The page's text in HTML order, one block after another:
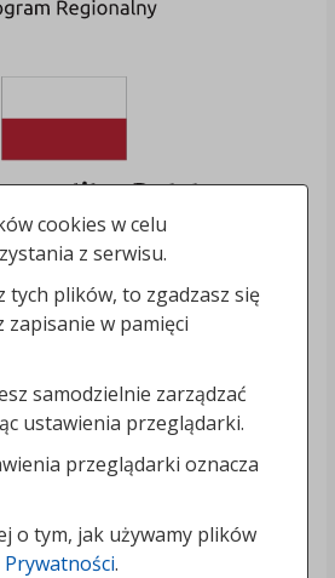
cookies w celu
z serwisu.
tych plików, to zgadzasz się
zapisanie w pamięci
samodzielnie zarządzać
ustawienia przeglądarki.
przeglądarki oznacza
o tym, jak używamy plików
.